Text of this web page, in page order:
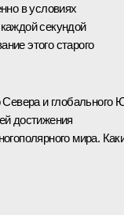
в условиях
секундой
этого старого
Севера и глобального
достижения
мира.